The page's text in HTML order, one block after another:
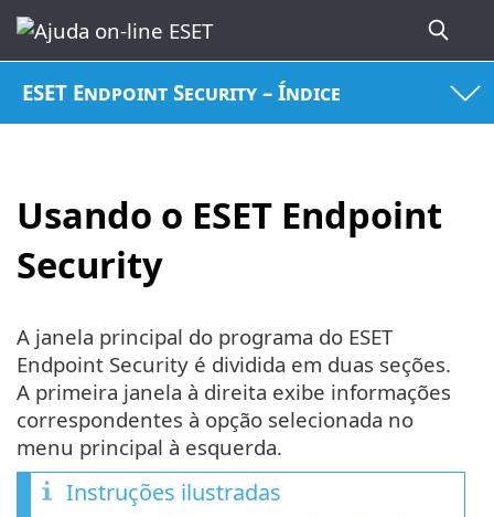
ESET Endpoint Security – Índice
Usando o ESET Endpoint
Security
A janela principal do programa do ESET
Endpoint Security é dividida em duas seções.
A primeira janela à direita exibe informações
correspondentes à opção selecionada no
menu principal à esquerda.
Instruções ilustradas